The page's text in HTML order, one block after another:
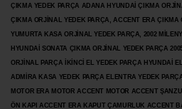
ÇIKMA YEDEK PARÇA ADANA HYUNDAİ ÇIKMA
ÇIKMA ORJİNAL YEDEK PARÇA, ACCENT ERA ÇIKMA
YUMURTA KASA ORJİNAL YEDEK PARÇA, 2002
HYUNDAİ SONATA ÇIKMA ORJİNAL YEDEK PARÇA
ORJİNAL PARÇA İKİNCİ EL YEDEK PARÇA HYUNDAİ
ADMİRA KASA YEDEK PARÇA ELENTRA YEDEK
MOTOR ERA MOTOR ACCENT MOTOR ACCENT
ÖN KAPI ACCENT ERA KAPUT ÇAMURLUK ACCENT